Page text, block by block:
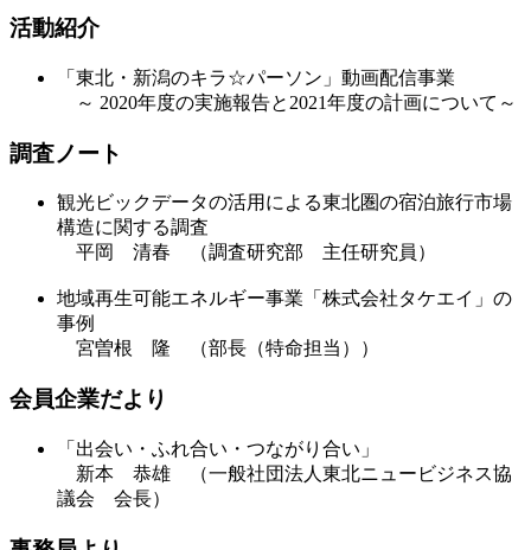
活動紹介
「東北・新潟のキラ☆パーソン」動画配信事業
～ 2020年度の実施報告と2021年度の計画について～
調査ノート
観光ビックデータの活用による東北圏の宿泊旅行市場
構造に関する調査
平岡 清春 （調査研究部 主任研究員）
地域再生可能エネルギー事業「株式会社タケエイ」の
事例
宮曽根 隆 （部長（特命担当））
会員企業だより
「出会い・ふれ合い・つながり合い」
新本 恭雄 （一般社団法人東北ニュービジネス協
議会 会長）